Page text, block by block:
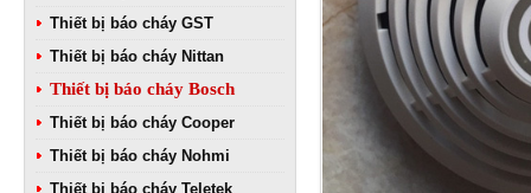
Thiết bị báo cháy GST
Thiết bị báo cháy Nittan
Thiết bị báo cháy Bosch
Thiết bị báo cháy Cooper
Thiết bị báo cháy Nohmi
Thiết bị báo cháy Teletek